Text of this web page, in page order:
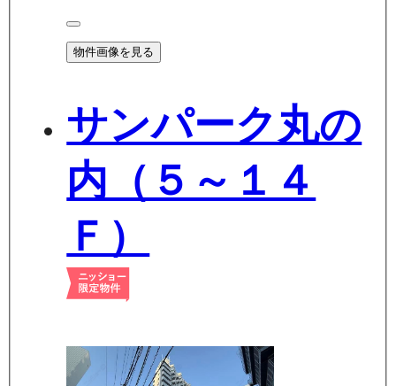
物件画像を見る
サンパーク丸の
内（５～１４
Ｆ）